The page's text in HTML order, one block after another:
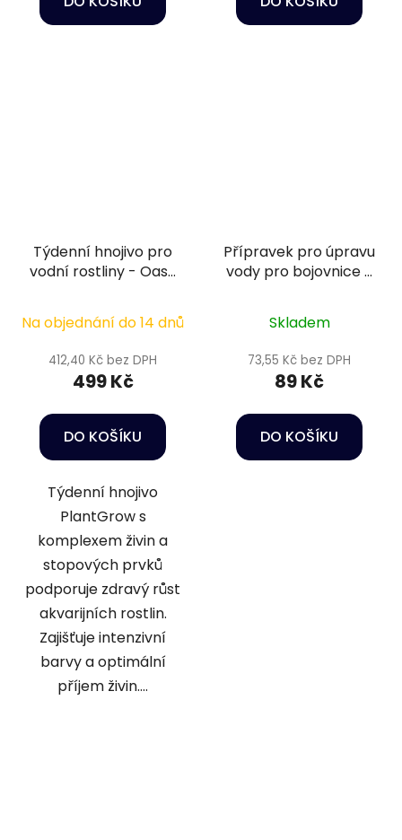
Týdenní hnojivo pro
vodní rostliny - Oase
Fertilizer 500 ml
Na objednání do 14 dnů
412,40 Kč bez DPH
499 Kč
DO KOŠÍKU
Týdenní hnojivo
PlantGrow s
komplexem živin a
stopových prvků
podporuje zdravý růst
akvarijních rostlin.
Zajišťuje intenzivní
barvy a optimální
příjem živin....
Přípravek pro úpravu
vody pro bojovnice -
Skladem
73,55 Kč bez DPH
89 Kč
DO KOŠÍKU